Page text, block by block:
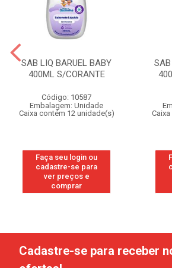
SAB LIQ BARUEL BABY
400ML S/CORANTE
Código: 10587
Embalagem: Unidade
Caixa contém 12 unidade(s)
Faça seu login ou
cadastre-se para
ver preços e
comprar
Cadastre-se para receber